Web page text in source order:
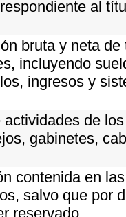
al
bruta y neta
incluyendo
ingresos y
de
gabinetes,
contenida en
salvo que por
reservado.